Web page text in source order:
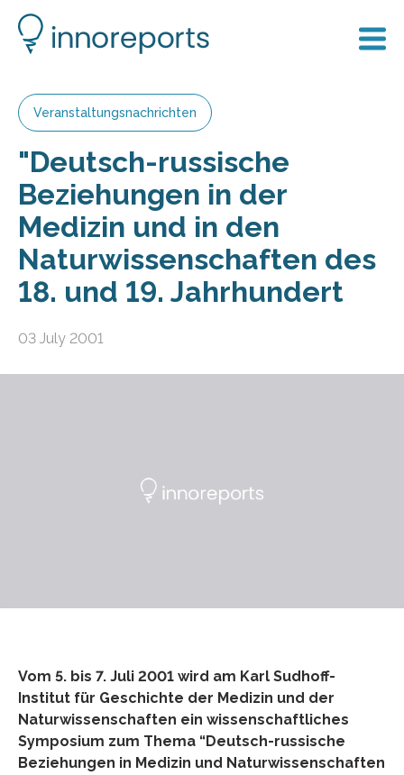
Veranstaltungsnachrichten
"Deutsch-russische
Beziehungen in der
Medizin und in den
Naturwissenschaften des
18. und 19. Jahrhundert
03 July 2001
Vom 5. bis 7. Juli 2001 wird am Karl Sudhoff-
Institut für Geschichte der Medizin und der
Naturwissenschaften ein wissenschaftliches
Symposium zum Thema “Deutsch-russische
Beziehungen in Medizin und Naturwissenschaften